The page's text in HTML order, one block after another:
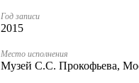
Год записи
2015
Место исполнения
Музей С.С. Прокофьева,